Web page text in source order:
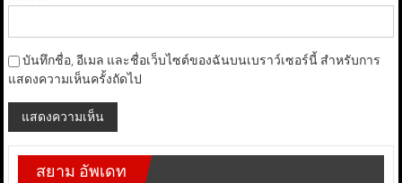
บันทึกชื่อ, อีเมล และชื่อเว็บไซต์ของฉันบนเบราว์เซอร์นี้ สำหรับการ
แสดงความเห็นครั้งถัดไป
สยาม อัพเดท